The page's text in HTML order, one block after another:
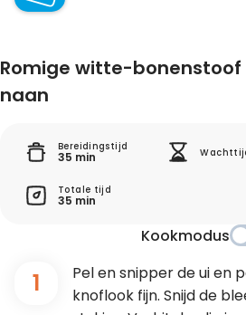
Romige witte-bonenstoof
naan
Bereidingstijd
35 min
Totale tijd
35 min
Kookmodus
1
Pel en snipper de ui en
knoflook fijn. Snijd de